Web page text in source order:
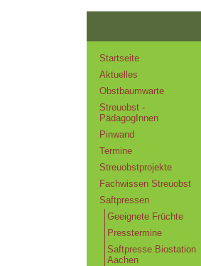
Startseite
Aktuelles
Obstbaumwarte
Streuobst -
PädagogInnen
Pinwand
Termine
Streuobstprojekte
Fachwissen Streuobst
Saftpressen
Geeignete Früchte
Presstermine
Saftpresse Biostation
Aachen